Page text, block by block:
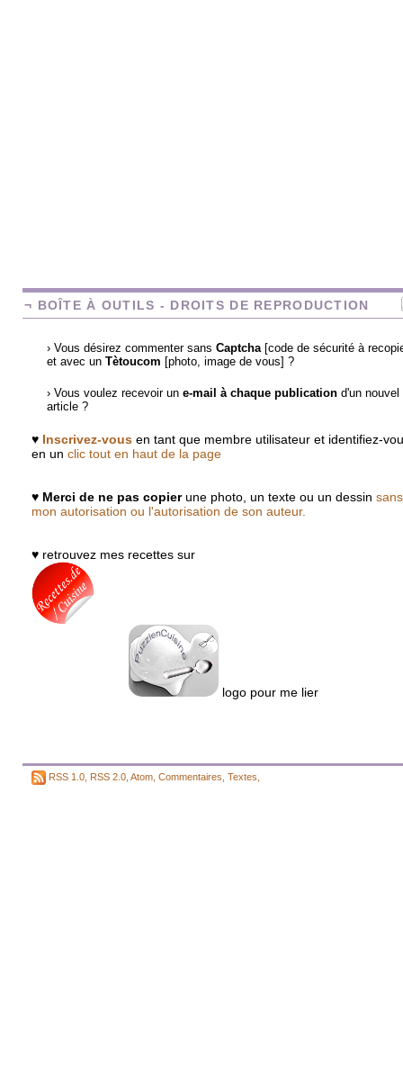
¬ BOÎTE À OUTILS - DROITS DE REPRODUCTION
› Vous désirez commenter sans Captcha [code de sécurité à
et avec un Tètoucom [photo, image de vous] ?
› Vous voulez recevoir un e-mail à chaque publication d'un nouvel
article ?
♥ Inscrivez-vous en tant que membre utilisateur et identifiez-
en un clic tout en haut de la page
♥ Merci de ne pas copierune photo, un texte ou un dessin sans
mon autorisation ou l'autorisation de son auteur.
♥ retrouvez mes recettes sur
logo pour me lier
RSS 1.0 RSS 2.0 Atom Commentaires Textes